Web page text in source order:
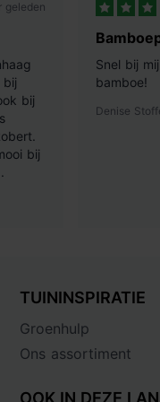
geleden
bij
bij
bij
Snel bij
bamboe!
Denise
TUININSPIRATIE
Groenhulp
Ons assortiment
OOK IN DEZE